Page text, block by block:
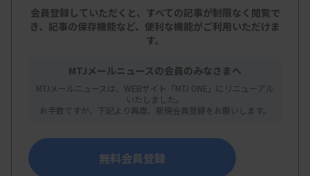
定点当たり報告数を都道府県別に見ると、沖縄の
2.26が最多。山形1.53、秋田1.33と続いた。
資料はこちら
会員登録していただくと、すべての記事が制限なく閲覧で
き、 記事の保存機能など、便利な機能がご利用いただけま
す。
MTJメールニュースの会員のみなさまへ
MTJメールニュースは、WEBサイト「MTJ ONE」にリニューアル
いたしました。
お手数ですが、下記より再度、新規会員登録をお願いします。
無料会員登録